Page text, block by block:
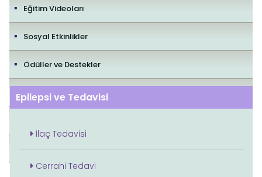
Eğitim Videoları
Sosyal Etkinlikler
Ödüller ve Destekler
İletişim
Editorial Policies
Epilepsi ve Tedavisi
İlaç Tedavisi
Cerrahi Tedavi